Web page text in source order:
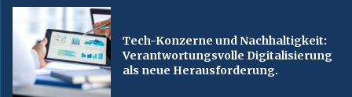
Tech-Konzerne und Nachhaltigkeit:
Verantwortungsvolle Digitalisierung
als neue Herausforderung.